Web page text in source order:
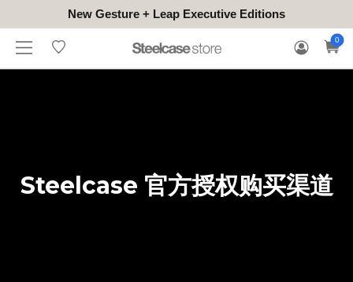
New Gesture + Leap Executive Editions
HONGKONG
(EN/中文)
CONTACT
TO
TRY
WARRANTY
CLAIM
0
Steelcase 官方授权购买渠道